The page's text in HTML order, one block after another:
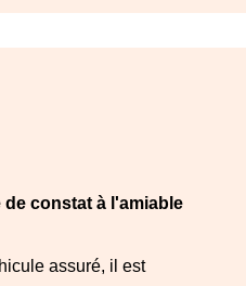
de constat à l'amiable
assuré, il est